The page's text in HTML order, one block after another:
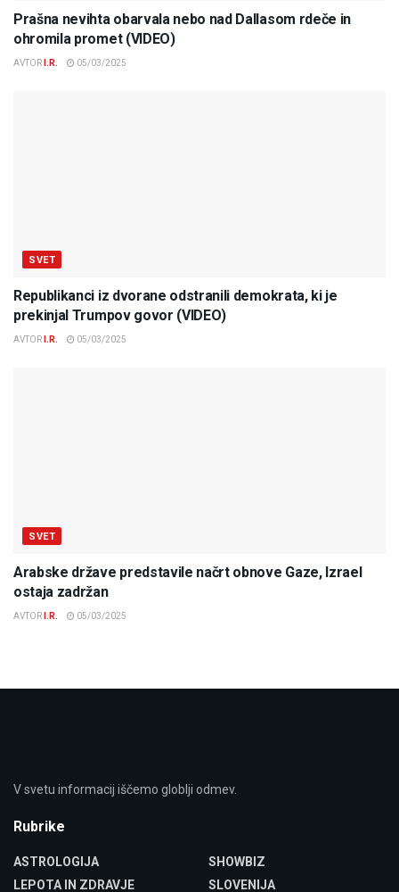
Prašna nevihta obarvala nebo nad Dallasom rdeče in
ohromila promet (VIDEO)
AVTOR I.R. 05/03/2025
SVET
Republikanci iz dvorane odstranili demokrata, ki je
prekinjal Trumpov govor (VIDEO)
AVTOR I.R. 05/03/2025
SVET
Arabske države predstavile načrt obnove Gaze, Izrael
ostaja zadržan
AVTOR I.R. 05/03/2025
V svetu informacij iščemo globlji odmev.
Rubrike
ASTROLOGIJA
LEPOTA IN ZDRAVJE
SHOWBIZ
SLOVENIJA